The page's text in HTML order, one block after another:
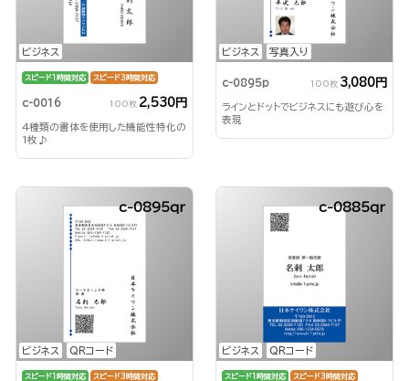
ビジネス
スピード1時間対応 スピード3時間対応
c-0016 100枚 2,530円
4種類の書体を使用した機能性特化の
1枚♪
ビジネス 写真入り
c-0895p 100枚 3,080円
ラインとドットでビジネスにも遊び心を
表現
ビジネス QRコード
c-0895qr
スピード1時間対応 スピード3時間対応
ビジネス QRコード
c-0885qr
スピード1時間対応 スピード3時間対応